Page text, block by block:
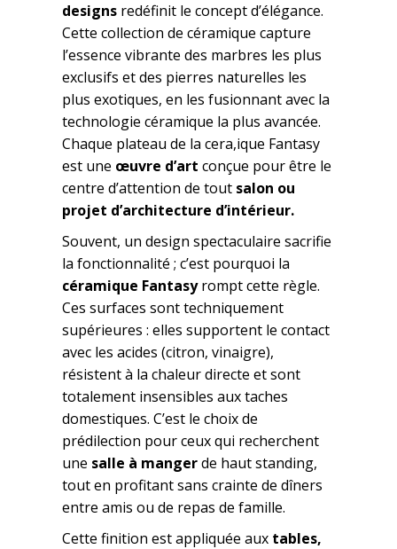
designs redéfinit le concept d’élégance.
Cette collection de céramique capture
l’essence vibrante des marbres les plus
exclusifs et des pierres naturelles les
plus exotiques, en les fusionnant avec la
technologie céramique la plus avancée.
Chaque plateau de la cera,ique Fantasy
est une œuvre d’art conçue pour être le
centre d’attention de tout salon ou
projet d’architecture d’intérieur.
Souvent, un design spectaculaire sacrifie
la fonctionnalité ; c’est pourquoi la
céramique Fantasyrompt cette règle.
Ces surfaces sont techniquement
supérieures : elles supportent le contact
avec les acides (citron, vinaigre),
résistent à la chaleur directe et sont
totalement insensibles aux taches
domestiques. C’est le choix de
prédilection pour ceux qui recherchent
une salle à mangerde haut standing,
tout en profitant sans crainte de dîners
entre amis ou de repas de famille.
Cette finition est appliquée aux tables,